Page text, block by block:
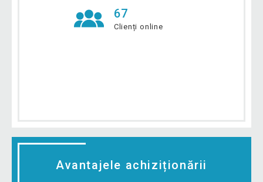
67
Clienți online
Avantajele achiziționării